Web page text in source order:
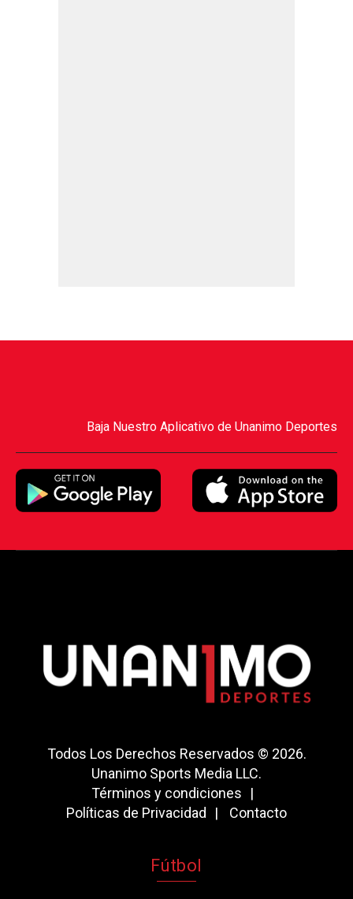
Baja Nuestro Aplicativo de Unanimo Deportes
Todos Los Derechos Reservados © 2026.
Unanimo Sports Media LLC.
Términos y condiciones
Políticas de Privacidad
Contacto
Fútbol